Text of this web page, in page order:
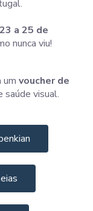
23 a 25 de
nunca viu!
um voucher de
saúde visual.